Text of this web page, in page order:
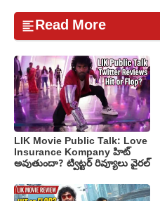
Read More
LIK Movie Public Talk: Love
Insurance Kompany హిట్
అవుతుందా? ట్విట్టర్ రివ్యూలు వైరల్